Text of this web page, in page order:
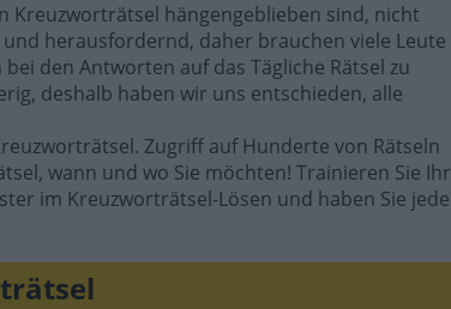
Kreuzworträtsel hängengeblieben sind, nicht
herausfordernd, daher brauchen viele Leute
den Antworten auf das Tägliche Rätsel zu
deshalb haben wir uns entschieden, alle
Zugriff auf Hunderte von Rätseln
wann und wo Sie möchten! Trainieren Sie Ihr
im Kreuzworträtsel-Lösen und haben Sie jede